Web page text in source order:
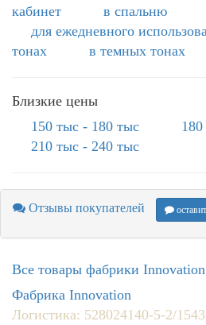
кабинет
в спальню
для ежедневного
тонах
в темных тонах
Близкие цены
150 тыс - 180 тыс
210 тыс - 240 тыс
Отзывы покупателей
Все товары фабрики Innovation
Фабрика Innovation
Логистика: 528024140-5-2/